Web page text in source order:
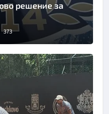
решение за
373